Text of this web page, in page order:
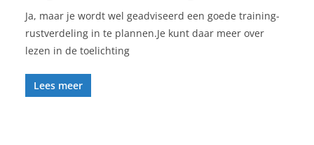
Ja, maar je wordt wel geadviseerd een goede training-
rustverdeling in te plannen.Je kunt daar meer over
lezen in de toelichting
Lees meer